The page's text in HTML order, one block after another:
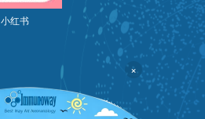
小红书
×